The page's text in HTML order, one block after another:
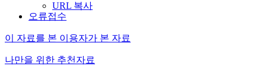
URL 복사
오류접수
이 자료를 본 이용자가 본 자료
나만을 위한 추천자료